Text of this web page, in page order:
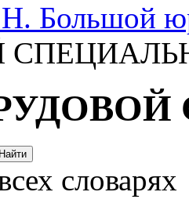
Большой
словарях